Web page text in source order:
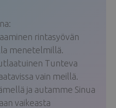
rintasyövän
menetelmillä.
Tunteva
vain meillä.
ja autamme Sinua
vaikeasta